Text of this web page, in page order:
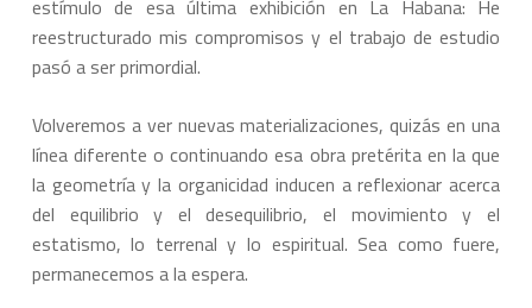
estímulo de esa última exhibición en La Habana: He
reestructurado mis compromisos y el trabajo de estudio
pasó a ser primordial.
Volveremos a ver nuevas materializaciones, quizás en una
línea diferente o continuando esa obra pretérita en la que
la geometría y la organicidad inducen a reflexionar acerca
del equilibrio y el desequilibrio, el movimiento y el
estatismo, lo terrenal y lo espiritual. Sea como fuere,
permanecemos a la espera.